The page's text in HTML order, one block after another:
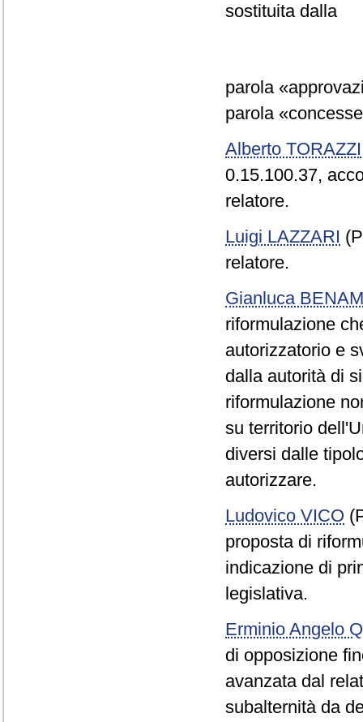
sostituita dalla
parola
parola
Alberto TORAZZI
0.15.100.37,
relatore.
Luigi LAZZARI
relatore.
Gianluca
riformulazione
autorizzatorio e
dalla autorità di
riformulazione
su territorio
diversi dalle
autorizzare.
Ludovico VICO
proposta di
indicazione di
legislativa.
Erminio Angelo
di opposizione
avanzata dal
subalternità da